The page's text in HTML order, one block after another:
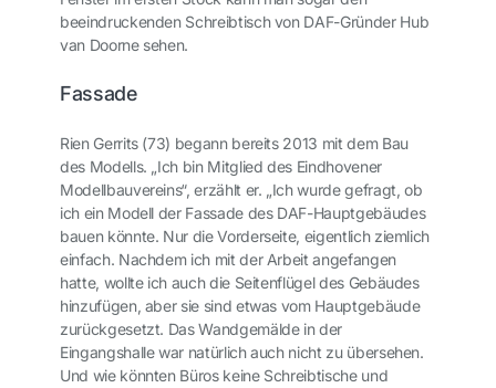
beeindruckenden Schreibtisch von DAF-Gründer Hub
van Doorne sehen.
Fassade
Rien Gerrits (73) begann bereits 2013 mit dem Bau
des Modells. „Ich bin Mitglied des Eindhovener
Modellbauvereins“, erzählt er. „Ich wurde gefragt, ob
ich ein Modell der Fassade des DAF-Hauptgebäudes
bauen könnte. Nur die Vorderseite, eigentlich ziemlich
einfach. Nachdem ich mit der Arbeit angefangen
hatte, wollte ich auch die Seitenflügel des Gebäudes
hinzufügen, aber sie sind etwas vom Hauptgebäude
zurückgesetzt. Das Wandgemälde in der
Eingangshalle war natürlich auch nicht zu übersehen.
Und wie könnten Büros keine Schreibtische und